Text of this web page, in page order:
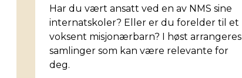
Har du vært ansatt ved en av NMS sine
internatskoler? Eller er du forelder til et
voksent misjonærbarn? I høst arrangeres
samlinger som kan være relevante for
deg.